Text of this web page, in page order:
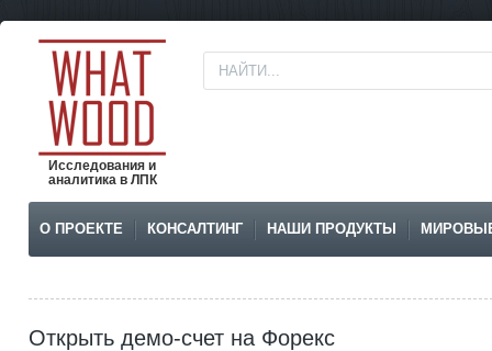
Исследования и
аналитика в ЛПК
О ПРОЕКТЕ КОНСАЛТИНГ НАШИ ПРОДУКТЫ
Открыть демо-счет на Форекс